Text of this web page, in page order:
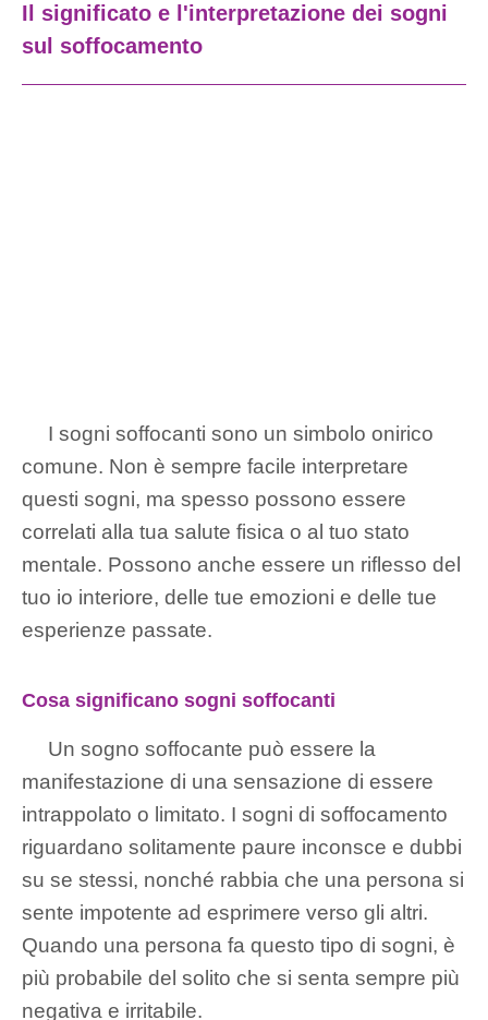
Il significato e l'interpretazione dei sogni
sul soffocamento
I sogni soffocanti sono un simbolo onirico
comune. Non è sempre facile interpretare
questi sogni, ma spesso possono essere
correlati alla tua salute fisica o al tuo stato
mentale. Possono anche essere un riflesso del
tuo io interiore, delle tue emozioni e delle tue
esperienze passate.
Cosa significano sogni soffocanti
Un sogno soffocante può essere la
manifestazione di una sensazione di essere
intrappolato o limitato. I sogni di soffocamento
riguardano solitamente paure inconsce e dubbi
su se stessi, nonché rabbia che una persona si
sente impotente ad esprimere verso gli altri.
Quando una persona fa questo tipo di sogni, è
più probabile del solito che si senta sempre più
negativa e irritabile.